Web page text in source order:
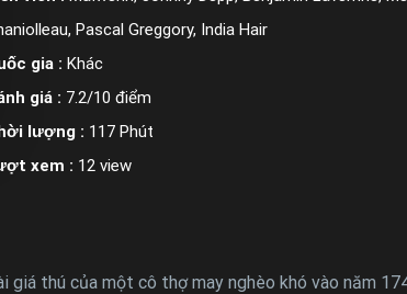
Pascal Greggory, India Hair
gia : Khác
giá : 7.2/10 điểm
lượng : 117 Phút
xem : 12 view
giá thú của một cô thợ may nghèo khó vào năm